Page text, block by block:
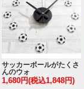
サッカーボールがたくさ
んのウォ
1,680円(税込1,848円)